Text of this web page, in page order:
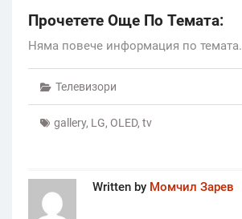
Прочетете Още По Темата:
Няма повече информация по темата.
Телевизори
gallery, LG, OLED, tv
Written by Момчил Зарев